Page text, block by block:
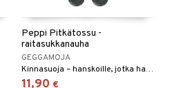
Peppi Pitkätossu -
raitasukkanauha
GEGGAMOJA
Kinnasuoja – hanskoille, jotka haluavat karata!
11,90 €